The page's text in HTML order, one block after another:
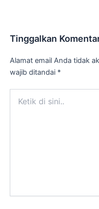
Tinggalkan
Alamat email Anda tidak
wajib ditandai *